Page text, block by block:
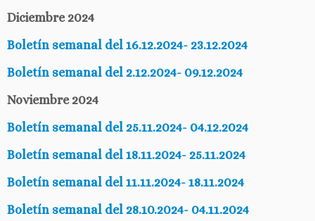
Diciembre 2024
Boletín semanal del 16.12.2024- 23.12.2024
Boletín semanal del 2.12.2024- 09.12.2024
Noviembre 2024
Boletín semanal del 25.11.2024- 04.12.2024
Boletín semanal del 18.11.2024- 25.11.2024
Boletín semanal del 11.11.2024- 18.11.2024
Boletín semanal del 28.10.2024- 04.11.2024